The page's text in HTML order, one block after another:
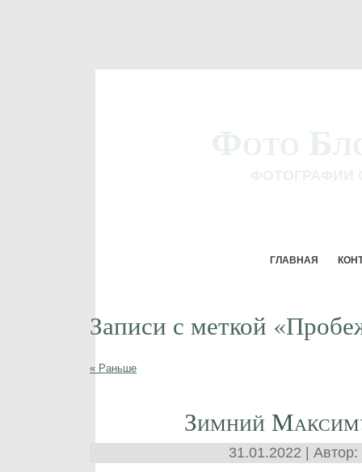
ГЛАВНАЯ
Записи с меткой
« Раньше
Зимний
31.01.2022 | Автор: